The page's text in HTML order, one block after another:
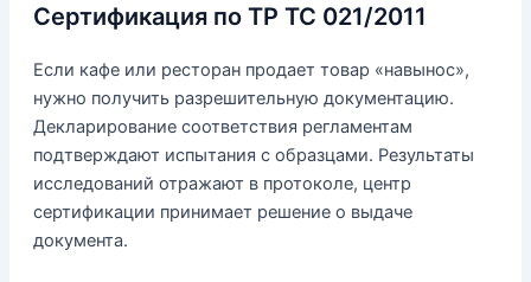
Сертификация по ТР ТС 021/2011
Если кафе или ресторан продает товар «навынос»,
нужно получить разрешительную документацию.
Декларирование соответствия регламентам
подтверждают испытания с образцами. Результаты
исследований отражают в протоколе, центр
сертификации принимает решение о выдаче
документа.